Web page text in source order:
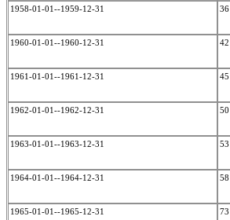
1958-01-01--1959-12-31 36
1960-01-01--1960-12-31 42
1961-01-01--1961-12-31 45
1962-01-01--1962-12-31 50
1963-01-01--1963-12-31 53
1964-01-01--1964-12-31 58
1965-01-01--1965-12-31 73